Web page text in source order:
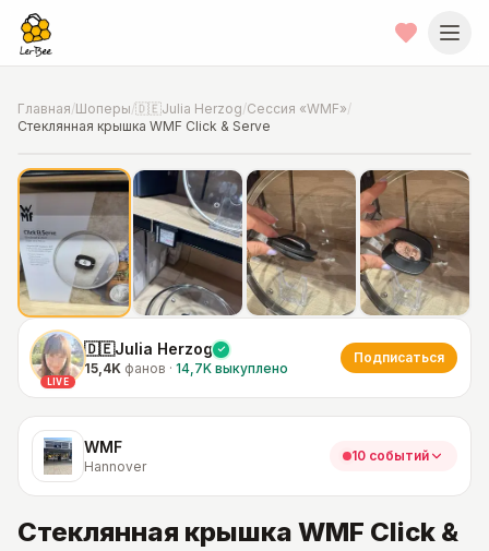
Главная/Шоперы/🇩🇪Julia Herzog/Сессия «WMF»/
Стеклянная крышка WMF Click & Serve
📍Фото от шопера ·Hannover
LIVE
🇩🇪Julia Herzog
15,4K фанов · 14,7K выкуплено
Подписаться
WMF
Hannover
10 событий
Стеклянная крышка WMF Click &